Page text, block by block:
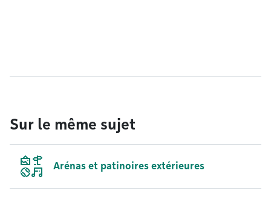
Sur le même sujet
Arénas et patinoires extérieures